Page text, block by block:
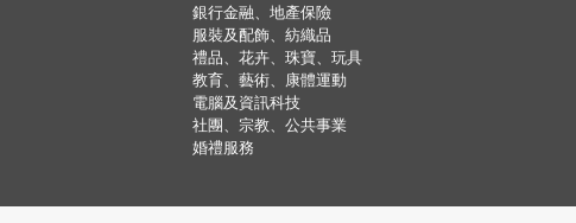
銀行金融、地產保險
服裝及配飾、紡織品
禮品、花卉、珠寶、玩具
教育、藝術、康體運動
電腦及資訊科技
社團、宗教、公共事業
婚禮服務